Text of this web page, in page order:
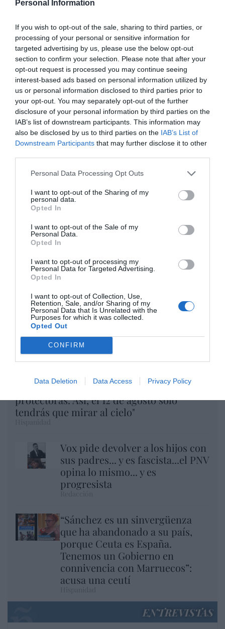
Personal Information
If you wish to opt-out of the sale, sharing to third parties, or
processing of your personal or sensitive information for
targeted advertising by us, please use the below opt-out
section to confirm your selection. Please note that after your
opt-out request is processed you may continue seeing
interest-based ads based on personal information utilized by
us or personal information disclosed to third parties prior to
your opt-out. You may separately opt-out of the further
disclosure of your personal information by third parties on the
IAB’s list of downstream participants. This information may
also be disclosed by us to third parties on the IAB’s List of
Downstream Participants that may further disclose it to other
Personal Data Processing Opt Outs
I want to opt-out of the Sharing of my
personal data.
Opted In
I want to opt-out of the Sale of my
Personal Data.
Opted In
I want to opt-out of processing my
Personal Data for Targeted Advertising.
Opted In
I want to opt-out of Collection, Use,
Retention, Sale, and/or Sharing of my
Personal Data that Is Unrelated with the
Purposes for which it was collected.
Opted Out
CONFIRM
Data Deletion Data Access Privacy Policy
Nokia, Ericsson... Huawei: lo que importan
son las patentes
Eulogio López
Isabel Pantoja pierde dos pleitos
con Hacienda por 700.000
euros... suma y sigue
Eulogio López
El IBEX 35 cerró la sesión del
miércoles en los 20.057 puntos,
un nuevo récord
Eulogio López
Eclipse Sánchez: "No te olvides de las gafas
protectoras. Así, el 12 de agosto sólo
tendrás que mirar al cielo"
Vox pide devolver a los hijos con
sus padres... y es fascista...el PNV
opina lo mismo... y es
progresista
“Sánchez es un sinvergüenza
que ha abandonado a su país,
porque Ceuta es España.
Tenemos un Gobierno en
connivencia con Marruecos”:
acusa una ceutí
ENTREVISTAS